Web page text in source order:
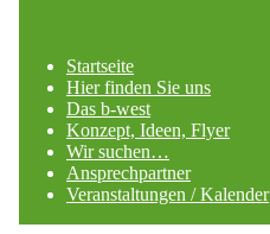
Startseite
Hier finden Sie uns
Das b-west
Konzept, Ideen, Flyer
Wir suchen…
Ansprechpartner
Veranstaltungen / Kalender